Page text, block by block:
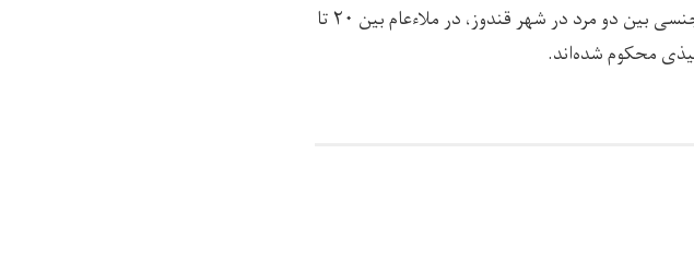
چهار تن به اتهام‌های نوشیدن و قاچاق مشروبات الکلی و رابطه‌ی جنسی بین دو مرد در شهر قندوز، در ملاءعام بین ۲۰ تا